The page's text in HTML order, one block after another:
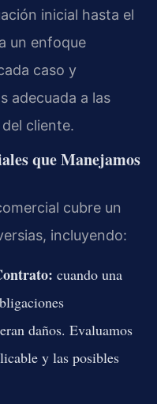
inicial hasta el
un enfoque
caso y
adecuada a las
cliente.
que Manejamos
cubre un
incluyendo:
cuando una
daños. Evaluamos
y las posibles